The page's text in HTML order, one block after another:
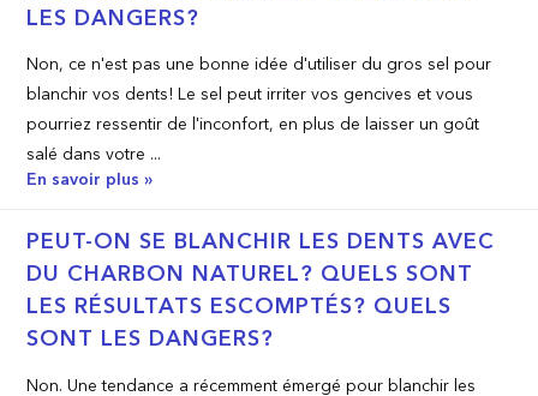
LES DANGERS?
Non, ce n'est pas une bonne idée d'utiliser du gros sel pour
blanchir vos dents! Le sel peut irriter vos gencives et vous
pourriez ressentir de l'inconfort, en plus de laisser un goût
salé dans votre ...
En savoir plus »
PEUT­-ON SE BLANCHIR LES DENTS AVEC
DU CHARBON NATUREL? QUELS SONT
LES RÉSULTATS ESCOMPTÉS? QUELS
SONT LES DANGERS?
Non. Une tendance a récemment émergé pour blanchir les